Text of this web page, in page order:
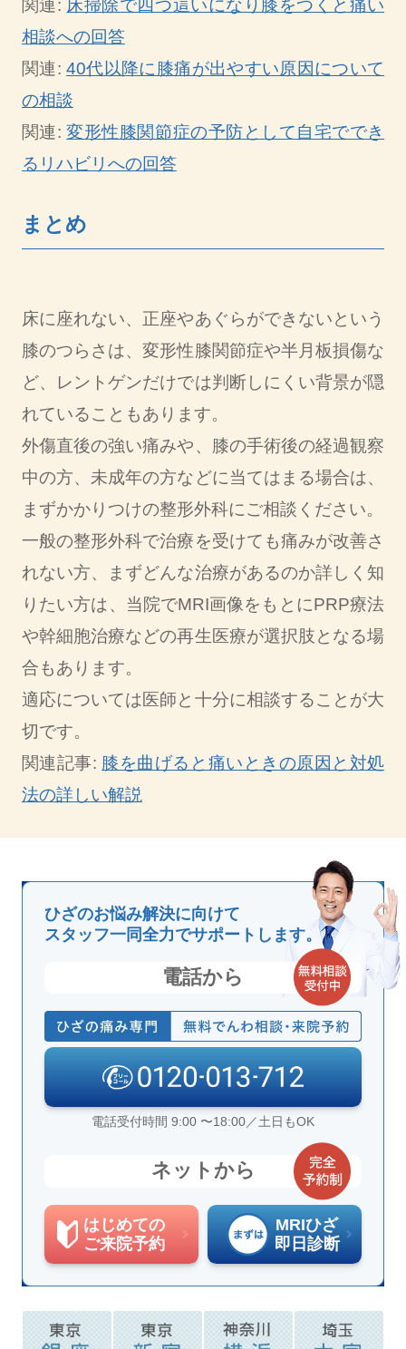
関連: 床掃除で四つ這いになり膝をつくと痛い
相談への回答
関連: 40代以降に膝痛が出やすい原因について
の相談
関連:変形性膝関節症の予防として自宅ででき
るリハビリへの回答
まとめ
床に座れない、正座やあぐらができないという
膝のつらさは、変形性膝関節症や半月板損傷な
ど、レントゲンだけでは判断しにくい背景が隠
れていることもあります。
外傷直後の強い痛みや、膝の手術後の経過観察
中の方、未成年の方などに当てはまる場合は、
まずかかりつけの整形外科にご相談ください。
一般の整形外科で治療を受けても痛みが改善さ
れない方、まずどんな治療があるのか詳しく知
りたい方は、当院でMRI画像をもとにPRP療法
や幹細胞治療などの再生医療が選択肢となる場
合もあります。
適応については医師と十分に相談することが大
切です。
関連記事: 膝を曲げると痛いときの原因と対処
法の詳しい解説
ひざのお悩み解決に向けて
スタッフ一同全力でサポートします。
電話から
電話受付時間 9:00 〜18:00／土日もOK
ネットから
はじめての
ご来院予約
MRIひざ
即日診断